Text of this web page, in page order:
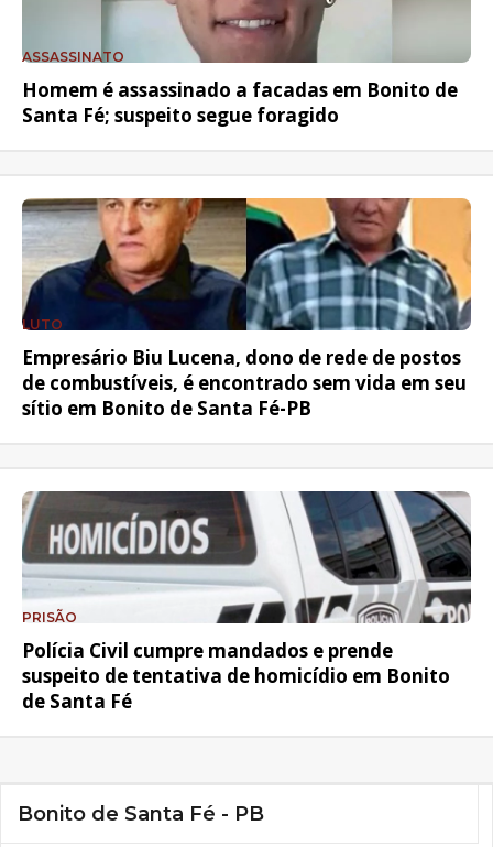
ASSASSINATO
Homem é assassinado a facadas em Bonito de
Santa Fé; suspeito segue foragido
LUTO
Empresário Biu Lucena, dono de rede de postos
de combustíveis, é encontrado sem vida em seu
sítio em Bonito de Santa Fé-PB
PRISÃO
Polícia Civil cumpre mandados e prende
suspeito de tentativa de homicídio em Bonito
de Santa Fé
Bonito de Santa Fé - PB